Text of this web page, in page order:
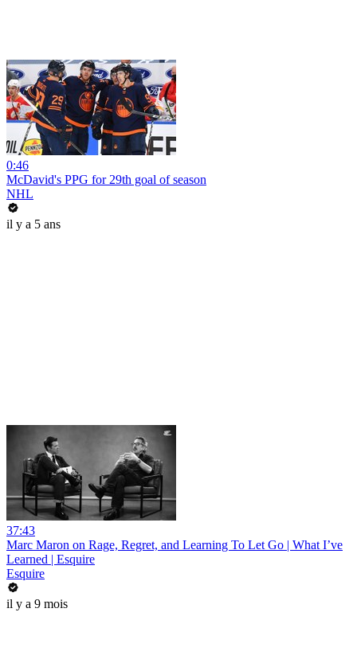
0:46
McDavid's PPG for 29th goal of season
NHL
il y a 5 ans
37:43
Marc Maron on Rage, Regret, and Learning To Let Go | What I’ve
Learned | Esquire
Esquire
il y a 9 mois